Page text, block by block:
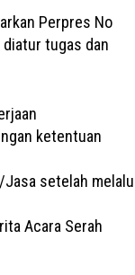
Perpres No
tugas dan
ketentuan
Jasa setelah
Acara Serah